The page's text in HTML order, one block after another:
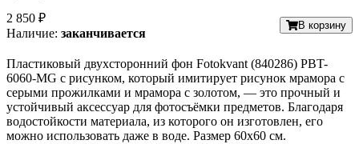
2 850 ₽
Наличие: заканчивается
В корзину
Пластиковый двухсторонний фон Fotokvant (840286) PBT-
6060-MG с рисунком, который имитирует рисунок мрамора с
серыми прожилками и мрамора с золотом, — это прочный и
устойчивый аксессуар для фотосъёмки предметов. Благодаря
водостойкости материала, из которого он изготовлен, его
можно использовать даже в воде. Размер 60х60 см.